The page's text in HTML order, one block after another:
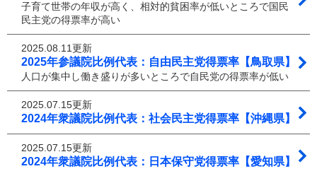
子育て世帯の年収が高く、相対的貧困率が低いところで国民
民主党の得票率が高い
2025.08.11更新
2025年参議院比例代表：自由民主党得票率【鳥取県】
人口が集中し働き盛りが多いところで自民党の得票率が低い
2025.07.15更新
2024年衆議院比例代表：社会民主党得票率【沖縄県】
2025.07.15更新
2024年衆議院比例代表：日本保守党得票率【愛知県】